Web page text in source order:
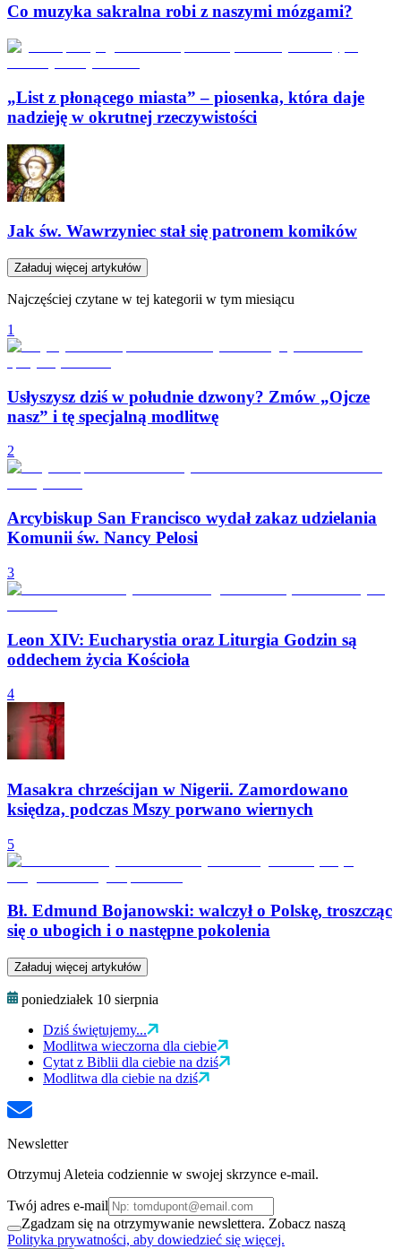
Co muzyka sakralna robi z naszymi mózgami?
„List z płonącego miasta” – piosenka, która daje
nadzieję w okrutnej rzeczywistości
Jak św. Wawrzyniec stał się patronem komików
Załaduj więcej artykułów
Najczęściej czytane w tej kategorii w tym miesiącu
1
Usłyszysz dziś w południe dzwony? Zmów „Ojcze
nasz” i tę specjalną modlitwę
2
Arcybiskup San Francisco wydał zakaz udzielania
Komunii św. Nancy Pelosi
3
Leon XIV: Eucharystia oraz Liturgia Godzin są
oddechem życia Kościoła
4
Masakra chrześcijan w Nigerii. Zamordowano
księdza, podczas Mszy porwano wiernych
5
Bł. Edmund Bojanowski: walczył o Polskę, troszcząc
się o ubogich i o następne pokolenia
Załaduj więcej artykułów
poniedziałek 10 sierpnia
Dziś świętujemy...
Modlitwa wieczorna dla ciebie
Cytat z Biblii dla ciebie na dziś
Modlitwa dla ciebie na dziś
Newsletter
Otrzymuj Aleteia codziennie w swojej skrzynce e-mail.
Twój adres e-mail
Zgadzam się na otrzymywanie newslettera. Zobacz naszą
Polityka prywatności, aby dowiedzieć się więcej.